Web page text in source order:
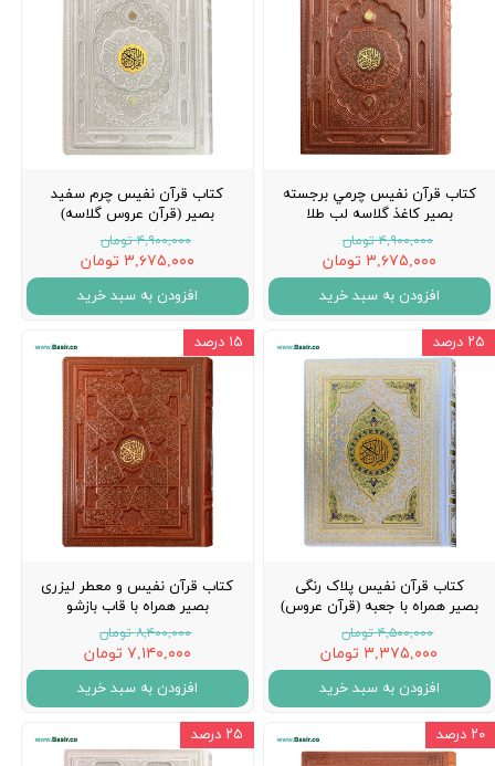
کتاب قرآن نفيس چرمي برجسته
بصير كاغذ گلاسه لب طلا
۴,۹۰۰,۰۰۰ تومان
۳,۶۷۵,۰۰۰ تومان
افزودن به سبد خرید
كتاب قرآن نفيس چرم سفيد
بصير (قرآن عروس گلاسه)
۴,۹۰۰,۰۰۰ تومان
۳,۶۷۵,۰۰۰ تومان
افزودن به سبد خرید
کتاب قرآن نفیس پلاک رنگی
بصیر همراه با جعبه (قرآن عروس)
۴,۵۰۰,۰۰۰ تومان
۳,۳۷۵,۰۰۰ تومان
افزودن به سبد خرید
۲۵ درصد
کتاب قرآن نفیس و معطر لیزری
بصیر همراه با قاب بازشو
۸,۴۰۰,۰۰۰ تومان
۷,۱۴۰,۰۰۰ تومان
افزودن به سبد خرید
۱۵ درصد
۲۰ درصد ۲۵ درصد